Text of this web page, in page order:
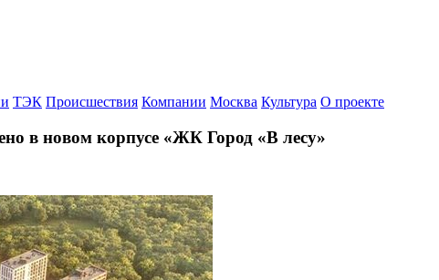
ТЭК Происшествия Компании Москва Культура О проекте
в новом корпусе «ЖК Город «В лесу»